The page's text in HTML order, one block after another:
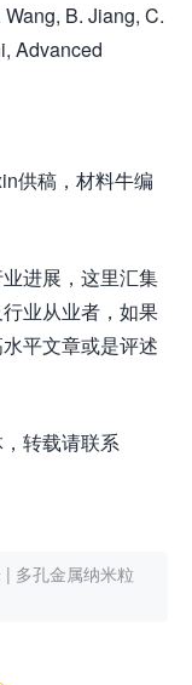
B. Jiang, C.
Advanced
供稿，材料牛编
进展，这里汇集
业从业者，如果
平文章或是评述
转载请联系
多孔金属纳米粒